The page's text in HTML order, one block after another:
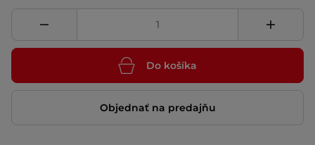
Do košíka
Objednať na predajňu